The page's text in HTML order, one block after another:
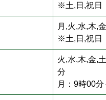
※土,日,祝日
月,火,水,木,
※土,日,祝日
火,水,木,金,
分
月：9時00